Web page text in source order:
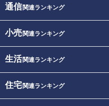
通信関連ランキング
小売関連ランキング
生活関連ランキング
住宅関連ランキング